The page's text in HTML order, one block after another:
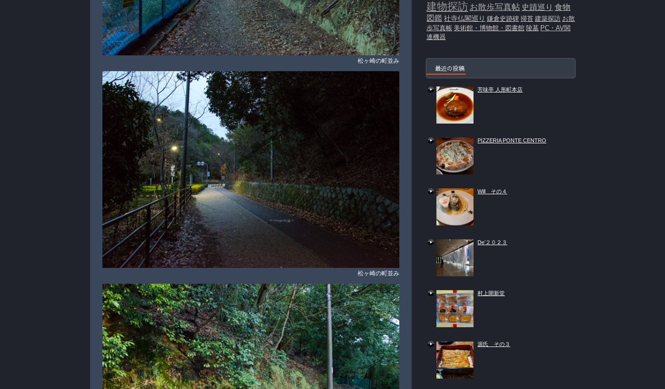
松ヶ崎の町並み
松ヶ崎の町並み
建物探訪 お散歩写真帖 史蹟巡り 食物
図鑑社寺仏閣巡り 鎌倉史跡碑 掃苔 建築探訪 お散
歩写真帳 美術館・博物館・図書館 陵墓 PC・AV関
連機器
最近の投稿
芳味亭 人形町本店
PIZZERIA PONTE CENTRO
Will その４
De’２０２３
村上開新堂
源氏 その３